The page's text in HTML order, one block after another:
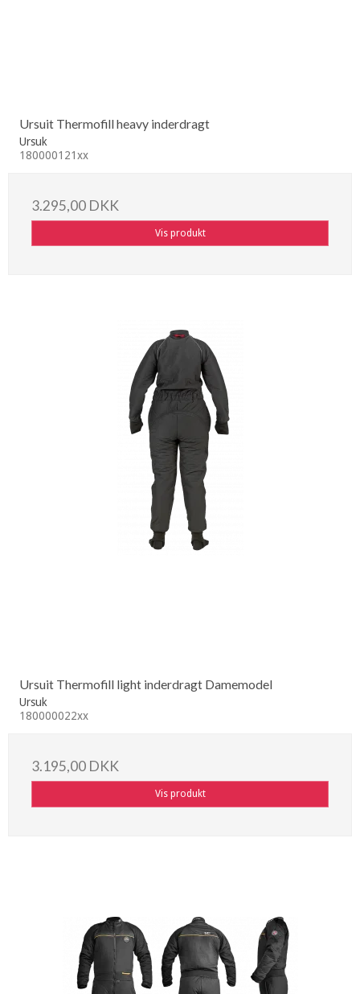
Ursuit Thermofill heavy inderdragt
Ursuk
180000121xx
3.295,00 DKK
Vis produkt
Ursuit Thermofill light inderdragt Damemodel
Ursuk
180000022xx
3.195,00 DKK
Vis produkt